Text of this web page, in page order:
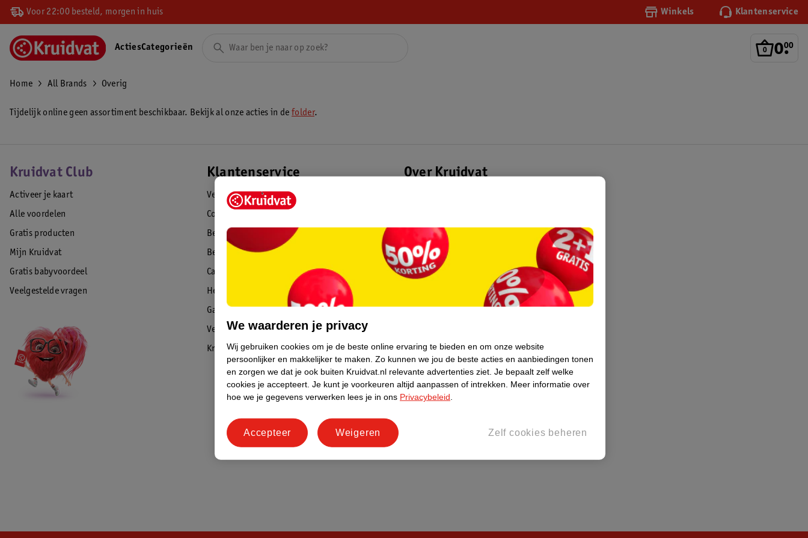
Voor 22:00 besteld, morgen in huis Winkels Klantenservice
0.
00
ActiesCategorieën
Home All Brands Overig
Tijdelijk online geen assortiment beschikbaar. Bekijk al onze acties in defolder.
Kruidvat Club
Activeer je kaart
Alle voordelen
Gratis producten
Mijn Kruidvat
Gratis babyvoordeel
Veelgestelde vragen
Klantenservice
Veelgestelde vragen
Contact
Bestellen & leveren
Betalen
Cadeaukaart saldo
Herroepen & retourneren
Garantie
Veiligheidswaarschuwingen
Kruidvat Advies
Over Kruidvat
Winkelformule
Bedrijfsgegevens
Werken bij
Informatiepagina's
Keurmerk Zelfzorg Online
We waarderen je privacy
Wij gebruiken cookies om je de beste online ervaring te bieden en om onze website
persoonlijker en makkelijker te maken. Zo kunnen we jou de beste acties en aanbiedingen tonen
en zorgen we dat je ook buiten Kruidvat.nl relevante advertenties ziet. Je bepaalt zelf welke
cookies je accepteert. Je kunt je voorkeuren altijd aanpassen of intrekken.
Meer informatie over
hoe we je gegevens verwerken lees je in ons Privacybeleid
Zelf cookies beheren
Weigeren
Accepteer